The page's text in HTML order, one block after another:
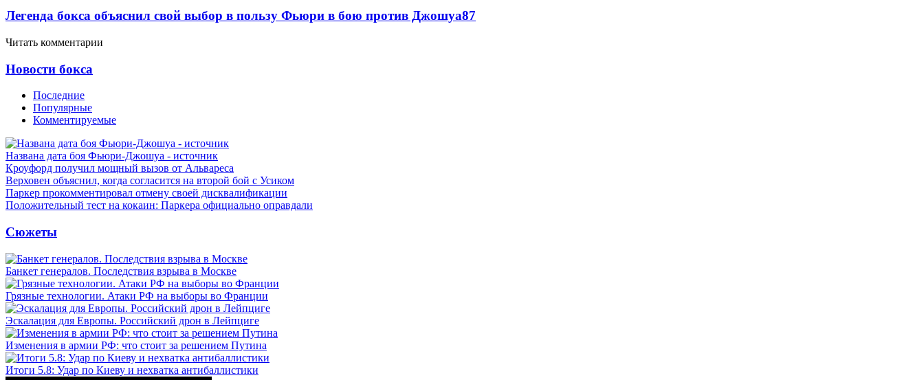
Легенда бокса объяснил свой выбор в пользу Фьюри в бою против Джошуа87
Читать комментарии
Новости бокса
Последние
Популярные
Комментируемые
Названа дата боя Фьюри-Джошуа - источник
Кроуфорд получил мощный вызов от Альвареса
Верховен объяснил, когда согласится на второй бой с Усиком
Паркер прокомментировал отмену своей дисквалификации
Положительный тест на кокаин: Паркера официально оправдали
Сюжеты
Банкет генералов. Последствия взрыва в Москве
Грязные технологии. Атаки РФ на выборы во Франции
Эскалация для Европы. Российский дрон в Лейпциге
Изменения в армии РФ: что стоит за решением Путина
Итоги 5.8: Удар по Киеву и нехватка антибаллистики